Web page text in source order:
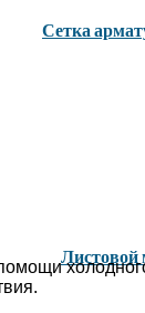
Сетка
Листовой